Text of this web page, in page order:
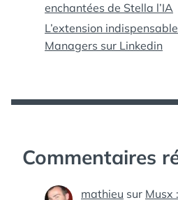
enchantées de Stella l’IA
L’extension
Managers sur Linkedin
Commentaires
mathieu sur Musx